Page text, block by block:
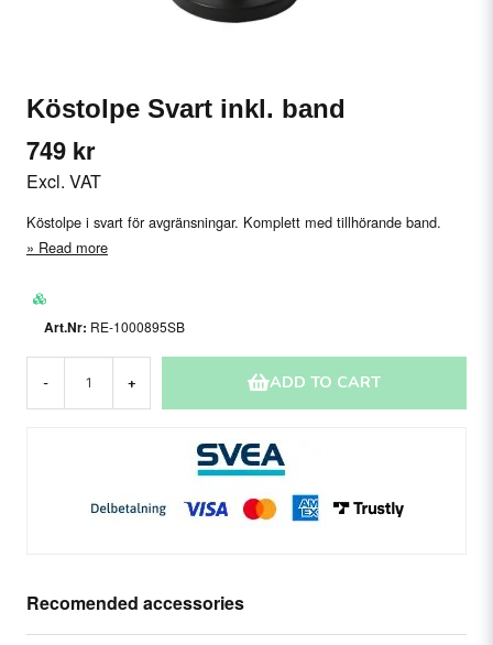
Köstolpe Svart inkl. band
749 kr
Excl. VAT
Köstolpe i svart för avgränsningar. Komplett med tillhörande band.
Read more
RE-1000895SB
- + ADD TO CART
Recomended accessories